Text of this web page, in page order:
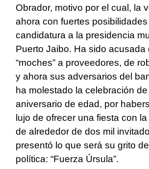
Obrador, motivo por el cual, la
ahora con fuertes
candidatura a la presidencia
Puerto Jaibo. Ha sido acusada
“moches” a proveedores, de
y ahora sus adversarios del
ha molestado la celebración
aniversario de edad, por
lujo de ofrecer una fiesta con
de alrededor de dos mil
presentó lo que será su grito
política: “Fuerza Úrsula”.